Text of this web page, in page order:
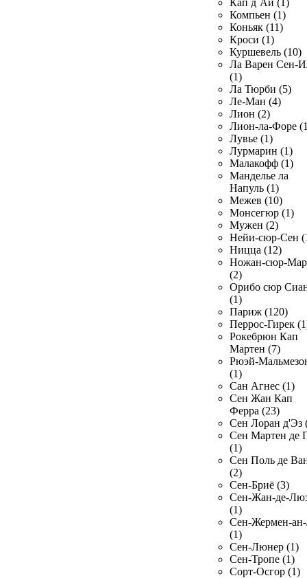
Кап д`Аи (1)
Компьен (1)
Коньяк (11)
Кроси (1)
Куршевель (10)
Ла Варен Сен-
(1)
Ла Тюрби (5)
Ле-Ман (4)
Лион (2)
Лион-ла-Форе
Лувье (1)
Лурмарин (1)
Малакофф (1)
Манделье ла
Напуль (1)
Межев (10)
Монсегюр (1)
Мужен (2)
Нейи-сюр-Сен
Ницца (12)
Ножан-сюр-
(2)
Орибо сюр
(1)
Париж (120)
Перрос-Гирек
Рокебрюн Кап
Мартен (7)
Рюэй-
(1)
Сан Агнес (1)
Сен Жан Кап
Ферра (23)
Сен Лоран д'Эз
Сен Мартен де
(1)
Сен Поль де
(2)
Сен-Бриё (3)
Сен-Жан-де-
(1)
Сен-Жермен-
(1)
Сен-Люнер (1)
Сен-Тропе (1)
Сорт-Осгор (1)